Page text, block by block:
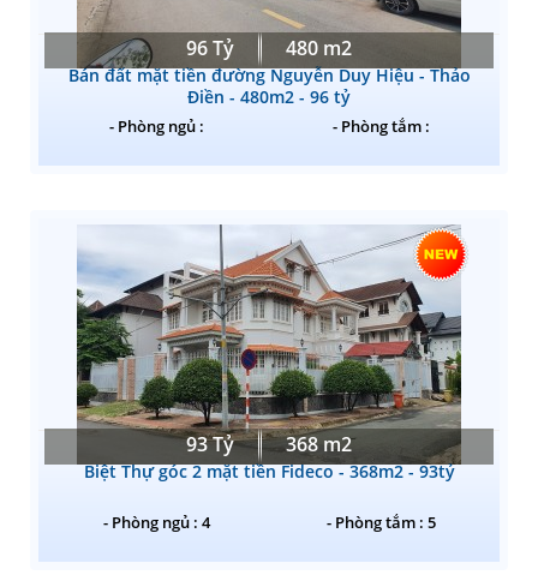
96 Tỷ 480 m2
Bán đất mặt tiền đường Nguyễn Duy Hiệu - Thảo
Điền - 480m2 - 96 tỷ
- Phòng ngủ : - Phòng tắm :
93 Tỷ 368 m2
Biệt Thự góc 2 mặt tiền Fideco - 368m2 - 93tỷ
- Phòng ngủ : 4 - Phòng tắm : 5